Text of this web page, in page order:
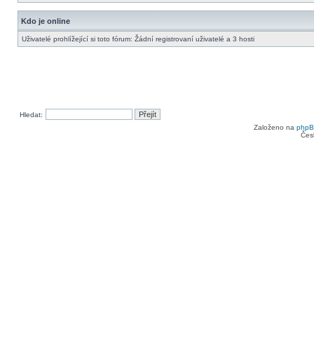
Kdo je online
Uživatelé prohlížející si toto fórum: Žádní registrovaní uživatelé a 3 hosti
Hledat:
Založeno na